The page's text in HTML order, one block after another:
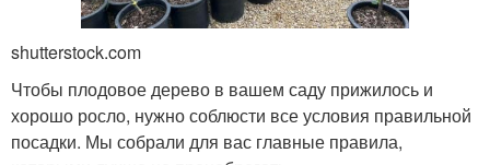
shutterstock.com
Чтобы плодовое дерево в вашем саду прижилось и
хорошо росло, нужно соблюсти все условия правильной
посадки. Мы собрали для вас главные правила,